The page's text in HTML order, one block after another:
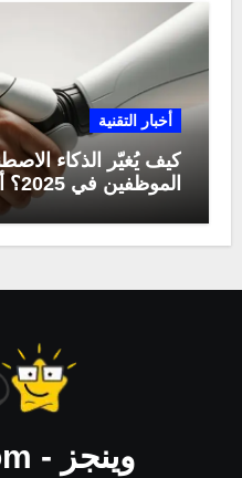
أخبار التقنية
كيف يُغيّر الذكاء
الموظفين في 2025؟ أبرز التحولات المهنية
وينجز - wingiz.com